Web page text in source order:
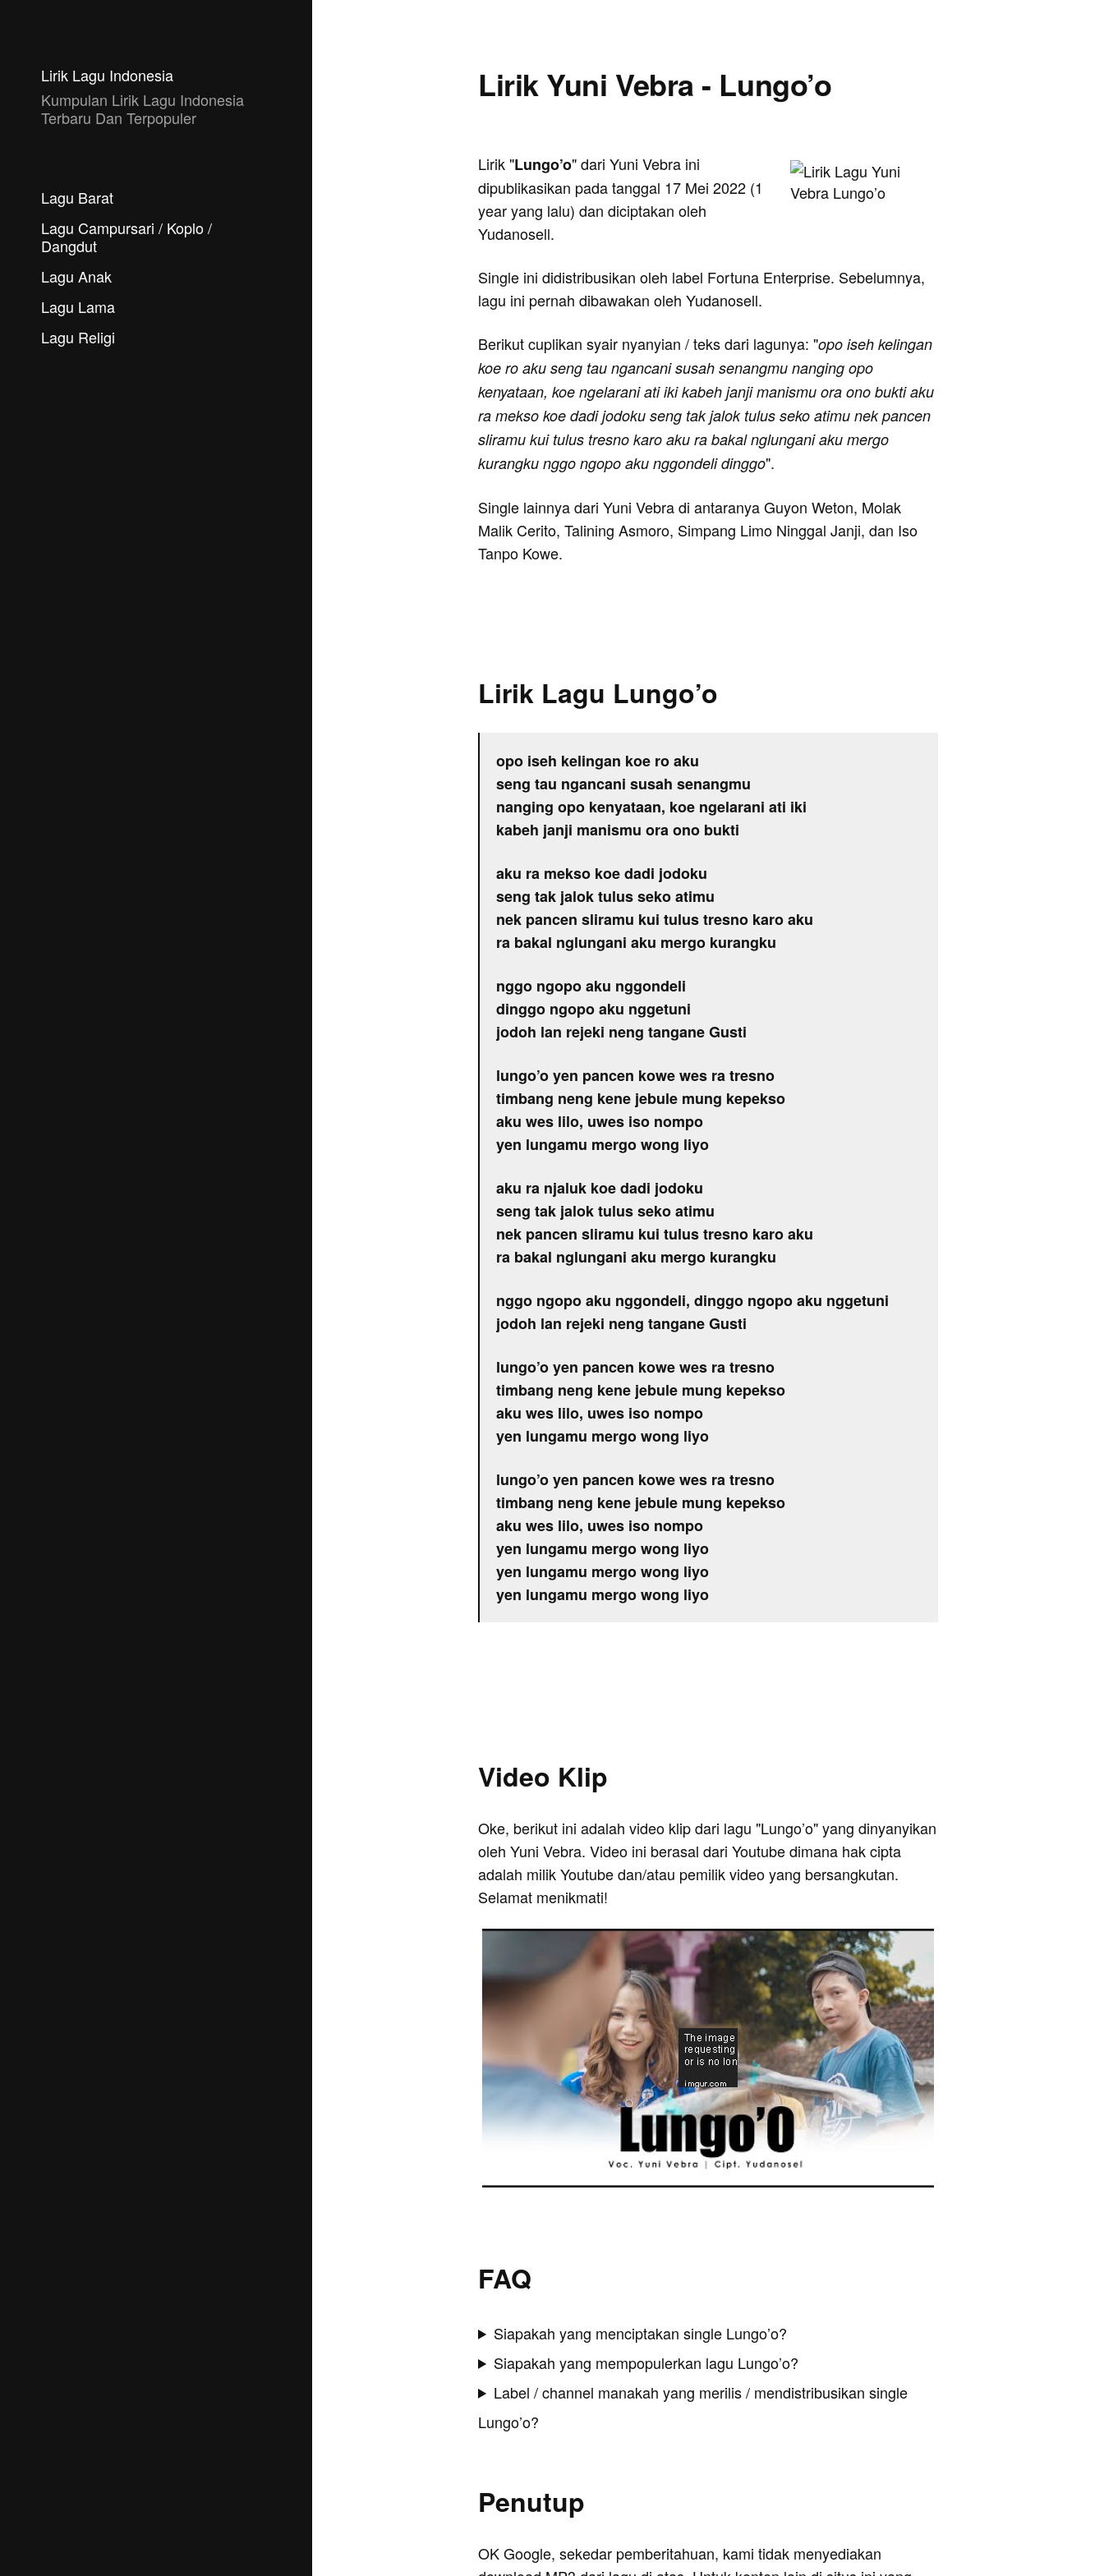
Lirik Lagu Indonesia
Kumpulan Lirik Lagu Indonesia
Terbaru Dan Terpopuler
Lagu Barat
Lagu Campursari / Koplo /
Dangdut
Lagu Anak
Lagu Lama
Lagu Religi
Lirik Yuni Vebra - Lungo’o
Lirik "Lungo’o" dari Yuni Vebra ini
dipublikasikan pada tanggal 17 Mei 2022 (1
year yang lalu) dan diciptakan oleh
Yudanosell.
Single ini didistribusikan oleh label Fortuna Enterprise. Sebelumnya,
lagu ini pernah dibawakan oleh Yudanosell.
Berikut cuplikan syair nyanyian / teks dari lagunya: "opo iseh kelingan
koe ro aku seng tau ngancani susah senangmu nanging opo
kenyataan, koe ngelarani ati iki kabeh janji manismu ora ono bukti aku
ra mekso koe dadi jodoku seng tak jalok tulus seko atimu nek pancen
sliramu kui tulus tresno karo aku ra bakal nglungani aku mergo
kurangku nggo ngopo aku nggondeli dinggo".
Single lainnya dari Yuni Vebra di antaranya Guyon Weton, Molak
Malik Cerito, Talining Asmoro, Simpang Limo Ninggal Janji, dan Iso
Tanpo Kowe.
Lirik Lagu Lungo’o
opo iseh kelingan koe ro aku
seng tau ngancani susah senangmu
nanging opo kenyataan, koe ngelarani ati iki
kabeh janji manismu ora ono bukti
aku ra mekso koe dadi jodoku
seng tak jalok tulus seko atimu
nek pancen sliramu kui tulus tresno karo aku
ra bakal nglungani aku mergo kurangku
nggo ngopo aku nggondeli
dinggo ngopo aku nggetuni
jodoh lan rejeki neng tangane Gusti
lungo’o yen pancen kowe wes ra tresno
timbang neng kene jebule mung kepekso
aku wes lilo, uwes iso nompo
yen lungamu mergo wong liyo
aku ra njaluk koe dadi jodoku
seng tak jalok tulus seko atimu
nek pancen sliramu kui tulus tresno karo aku
ra bakal nglungani aku mergo kurangku
nggo ngopo aku nggondeli, dinggo ngopo aku nggetuni
jodoh lan rejeki neng tangane Gusti
lungo’o yen pancen kowe wes ra tresno
timbang neng kene jebule mung kepekso
aku wes lilo, uwes iso nompo
yen lungamu mergo wong liyo
lungo’o yen pancen kowe wes ra tresno
timbang neng kene jebule mung kepekso
aku wes lilo, uwes iso nompo
yen lungamu mergo wong liyo
yen lungamu mergo wong liyo
yen lungamu mergo wong liyo
Video Klip
Oke, berikut ini adalah video klip dari lagu "Lungo’o" yang dinyanyikan
oleh Yuni Vebra. Video ini berasal dari Youtube dimana hak cipta
adalah milik Youtube dan/atau pemilik video yang bersangkutan.
Selamat menikmati!
FAQ
Siapakah yang menciptakan single Lungo’o?
Siapakah yang mempopulerkan lagu Lungo’o?
Label / channel manakah yang merilis / mendistribusikan single
Lungo’o?
Penutup
OK Google, sekedar pemberitahuan, kami tidak menyediakan